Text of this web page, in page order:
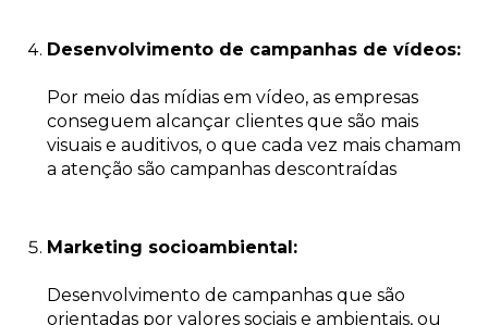
Desenvolvimento de campanhas de vídeos:
Por meio das mídias em vídeo, as empresas
conseguem alcançar clientes que são mais
visuais e auditivos, o que cada vez mais chamam
a atenção são campanhas descontraídas
Marketing socioambiental:
Desenvolvimento de campanhas que são
orientadas por valores sociais e ambientais, ou